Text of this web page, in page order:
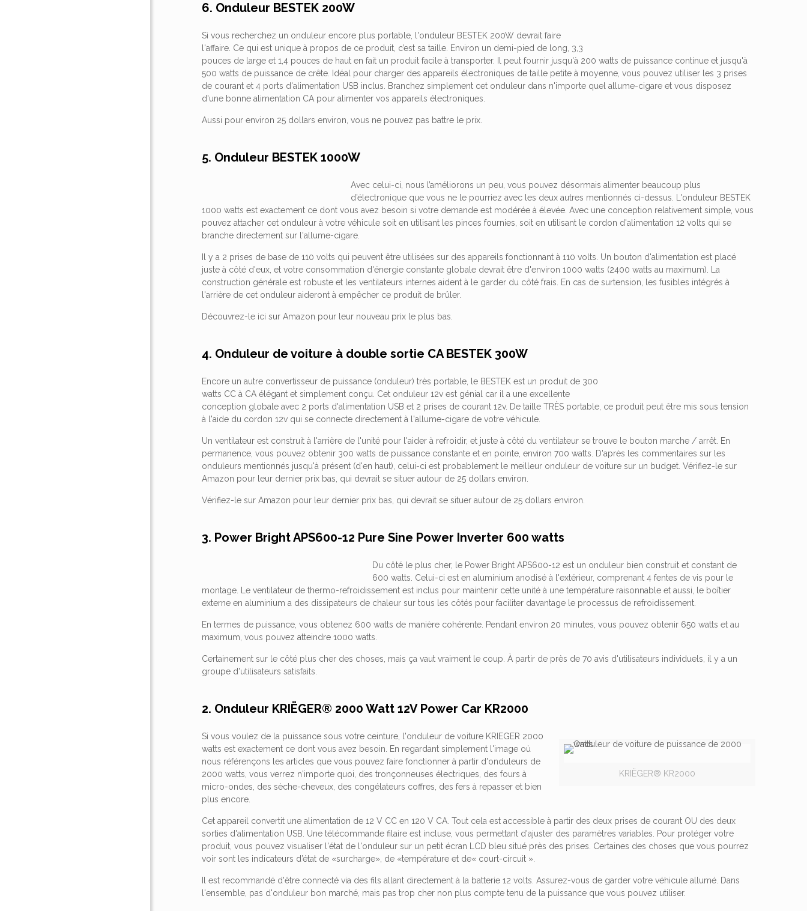
6. Onduleur BESTEK 200W
Si vous recherchez un onduleur encore plus portable, l'onduleur BESTEK 200W devrait faire
l'affaire. Ce qui est unique à propos de ce produit, c’est sa taille. Environ un demi-pied de long, 3,3
pouces de large et 1,4 pouces de haut en fait un produit facile à transporter. Il peut fournir jusqu'à 200 watts de puissance continue et jusqu'à
500 watts de puissance de crête. Idéal pour charger des appareils électroniques de taille petite à moyenne, vous pouvez utiliser les 3 prises
de courant et 4 ports d'alimentation USB inclus. Branchez simplement cet onduleur dans n'importe quel allume-cigare et vous disposez
d'une bonne alimentation CA pour alimenter vos appareils électroniques.
Aussi pour environ 25 dollars environ, vous ne pouvez pas battre le prix.
5. Onduleur BESTEK 1000W
Avec celui-ci, nous l’améliorons un peu, vous pouvez désormais alimenter beaucoup plus
d’électronique que vous ne le pourriez avec les deux autres mentionnés ci-dessus. L'onduleur BESTEK
1000 watts est exactement ce dont vous avez besoin si votre demande est modérée à élevée. Avec une conception relativement simple, vous
pouvez attacher cet onduleur à votre véhicule soit en utilisant les pinces fournies, soit en utilisant le cordon d'alimentation 12 volts qui se
branche directement sur l'allume-cigare.
Il y a 2 prises de base de 110 volts qui peuvent être utilisées sur des appareils fonctionnant à 110 volts. Un bouton d'alimentation est placé
juste à côté d'eux, et votre consommation d'énergie constante globale devrait être d'environ 1000 watts (2400 watts au maximum). La
construction générale est robuste et les ventilateurs internes aident à le garder du côté frais. En cas de surtension, les fusibles intégrés à
l'arrière de cet onduleur aideront à empêcher ce produit de brûler.
Découvrez-le ici sur Amazon pour leur nouveau prix le plus bas.
4. Onduleur de voiture à double sortie CA BESTEK 300W
Encore un autre convertisseur de puissance (onduleur) très portable, le BESTEK est un produit de 300
watts CC à CA élégant et simplement conçu. Cet onduleur 12v est génial car il a une excellente
conception globale avec 2 ports d'alimentation USB et 2 prises de courant 12v. De taille TRÈS portable, ce produit peut être mis sous tension
à l'aide du cordon 12v qui se connecte directement à l'allume-cigare de votre véhicule.
Un ventilateur est construit à l'arrière de l'unité pour l'aider à refroidir, et juste à côté du ventilateur se trouve le bouton marche / arrêt. En
permanence, vous pouvez obtenir 300 watts de puissance constante et en pointe, environ 700 watts. D'après les commentaires sur les
onduleurs mentionnés jusqu'à présent (d'en haut), celui-ci est probablement le meilleur onduleur de voiture sur un budget. Vérifiez-le sur
Amazon pour leur dernier prix bas, qui devrait se situer autour de 25 dollars environ.
Vérifiez-le sur Amazon pour leur dernier prix bas, qui devrait se situer autour de 25 dollars environ.
3. Power Bright APS600-12 Pure Sine Power Inverter 600 watts
Du côté le plus cher, le Power Bright APS600-12 est un onduleur bien construit et constant de
600 watts. Celui-ci est en aluminium anodisé à l'extérieur, comprenant 4 fentes de vis pour le
montage. Le ventilateur de thermo-refroidissement est inclus pour maintenir cette unité à une température raisonnable et aussi, le boîtier
externe en aluminium a des dissipateurs de chaleur sur tous les côtés pour faciliter davantage le processus de refroidissement.
En termes de puissance, vous obtenez 600 watts de manière cohérente. Pendant environ 20 minutes, vous pouvez obtenir 650 watts et au
maximum, vous pouvez atteindre 1000 watts.
Certainement sur le côté plus cher des choses, mais ça vaut vraiment le coup. À partir de près de 70 avis d'utilisateurs individuels, il y a un
groupe d'utilisateurs satisfaits.
2. Onduleur KRIËGER® 2000 Watt 12V Power Car KR2000
KRIËGER® KR2000
Si vous voulez de la puissance sous votre ceinture, l'onduleur de voiture KRIEGER 2000
watts est exactement ce dont vous avez besoin. En regardant simplement l'image où
nous référençons les articles que vous pouvez faire fonctionner à partir d'onduleurs de
2000 watts, vous verrez n'importe quoi, des tronçonneuses électriques, des fours à
micro-ondes, des sèche-cheveux, des congélateurs coffres, des fers à repasser et bien
plus encore.
Cet appareil convertit une alimentation de 12 V CC en 120 V CA. Tout cela est accessible à partir des deux prises de courant OU des deux
sorties d'alimentation USB. Une télécommande filaire est incluse, vous permettant d'ajuster des paramètres variables. Pour protéger votre
produit, vous pouvez visualiser l'état de l'onduleur sur un petit écran LCD bleu situé près des prises. Certaines des choses que vous pourrez
voir sont les indicateurs d’état de «surcharge», de «température et de« court-circuit ».
Il est recommandé d'être connecté via des fils allant directement à la batterie 12 volts. Assurez-vous de garder votre véhicule allumé. Dans
l'ensemble, pas d'onduleur bon marché, mais pas trop cher non plus compte tenu de la puissance que vous pouvez utiliser.